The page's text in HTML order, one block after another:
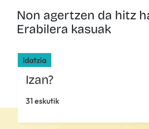
Non agertzen da hitz
Erabilera kasuak
Idatzia
Izan?
31 eskutik